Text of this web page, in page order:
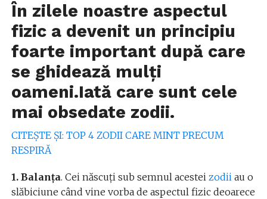
În zilele noastre aspectul
fizic a devenit un principiu
foarte important după care
se ghidează mulți
oameni.Iată care sunt cele
mai obsedate zodii.
CITEȘTE ȘI: TOP 4 ZODII CARE MINT PRECUM
RESPIRĂ
1. Balanța. Cei născuți sub semnul acestei zodiiau o
slăbiciune când vine vorba de aspectul fizic deoarece